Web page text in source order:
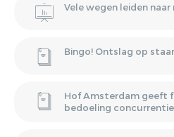
Vele wegen leiden naar
Bingo! Ontslag op
Hof Amsterdam geeft
bedoeling